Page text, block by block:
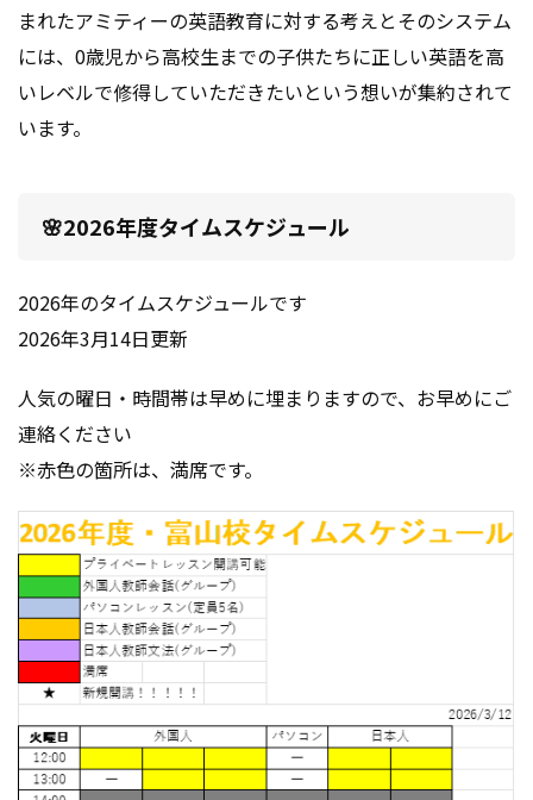
まれたアミティーの英語教育に対する考えとそのシステム
には、 0歳児から高校生までの子供たちに正しい英語を高
いレベルで修得していただきたいという想いが集約されて
います。
🌸2026年度タイムスケジュール
2026年のタイムスケジュールです
2026年3月14日更新
人気の曜日・時間帯は早めに埋まりますので、お早めにご
連絡ください
※赤色の箇所は、満席です。